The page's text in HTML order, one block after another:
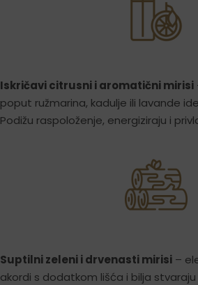
Iskričavi citrusni i aromatični mirisi
poput ružmarina, kadulje ili lavande
Podižu raspoloženje, energiziraju i
Suptilni zeleni i drvenasti mirisi –
akordi s dodatkom lišća i bilja